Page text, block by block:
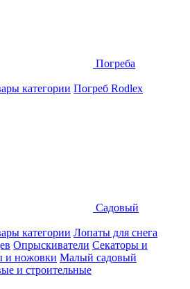
Погреба
категории Погреб Rodlex
Садовый
категории Лопаты для снега
Опрыскиватели Секаторы и
и ножовки Малый садовый
и строительные